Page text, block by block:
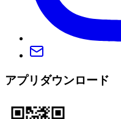
アプリダウンロード